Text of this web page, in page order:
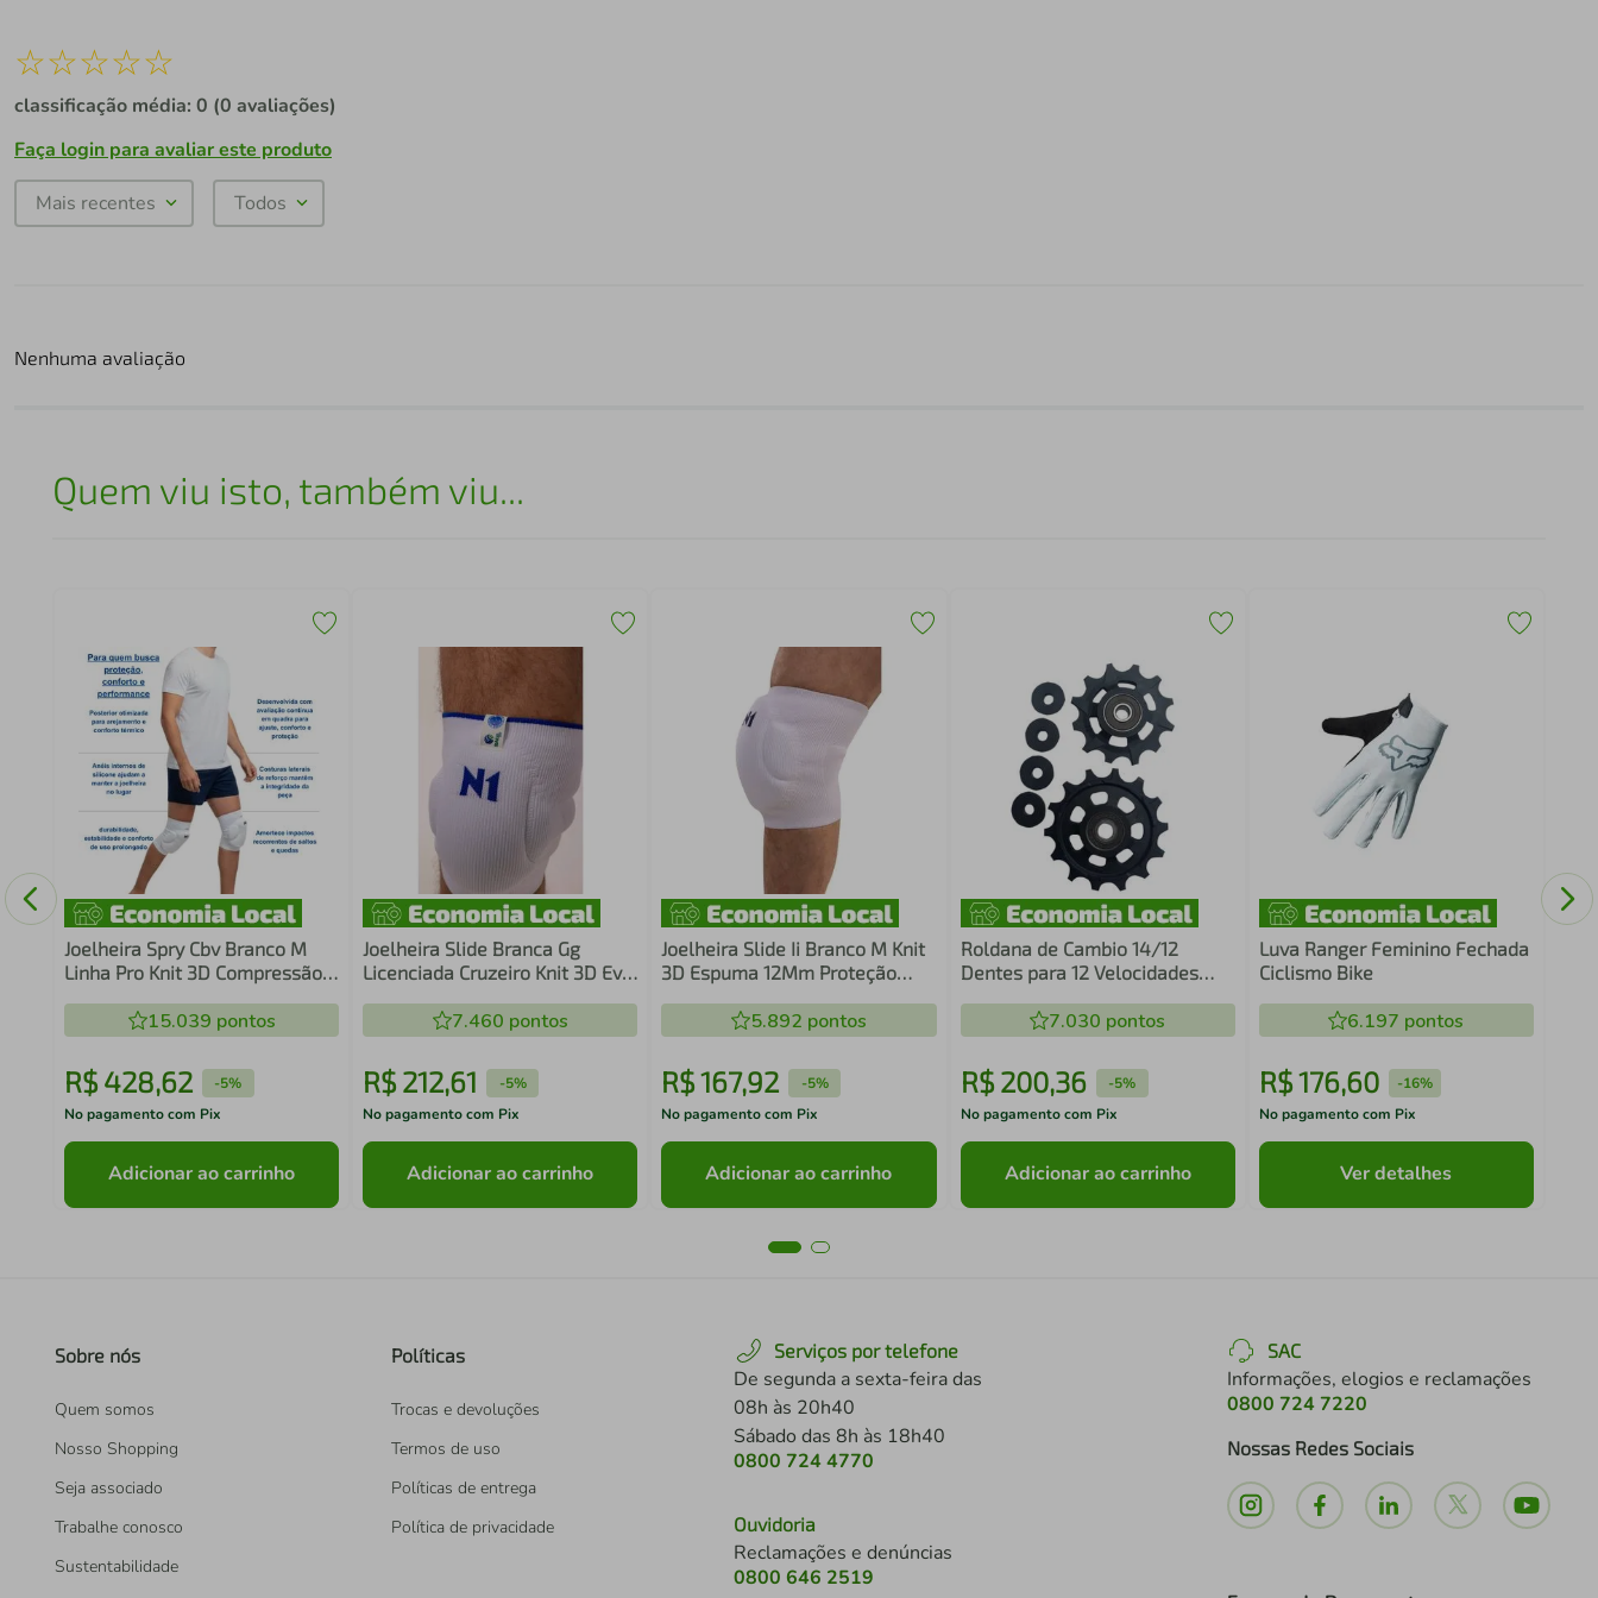
☆☆☆☆☆
classificação média: 0 (0 avaliações)
Faça login para avaliar este produto
Mais recentes Todos
Nenhuma avaliação
Quem viu isto, também viu...
Joelheira Spry Cbv Branco M
Linha Pro Knit 3D Compressão
Estabilidade N1 Sport
15.039 pontos
R$ 428,62 -5%
No pagamento com Pix
Adicionar ao carrinho
Joelheira Slide Branca Gg
Licenciada Cruzeiro Knit 3D Eva
Estabilidade N1 Sport
7.460 pontos
R$ 212,61 -5%
No pagamento com Pix
Adicionar ao carrinho
Joelheira Slide Ii Branco M Knit
3D Espuma 12Mm Proteção
5.892 pontos
R$167,92 -5%
No pagamento com Pix
Adicionar ao carrinho
Roldana de Cambio 14/12
Dentes para 12 Velocidades
XX1 / X01 / GX / NX
7.030 pontos
R$ 200,36 -5%
No pagamento com Pix
Adicionar ao carrinho
Luva Ranger Feminino Fechada
Ciclismo Bike
6.197 pontos
R$176,60 -16%
No pagamento com Pix
Ver detalhes
Sobre nós
Quem somos
Nosso Shopping
Seja associado
Trabalhe conosco
Sustentabilidade
Políticas
Trocas e devoluções
Termos de uso
Políticas de entrega
Política de privacidade
Serviços por telefone
De segunda a sexta-feira das
08h às 20h40
Sábado das 8h às 18h40
0800 724 4770
Ouvidoria
Reclamações e denúncias
0800 646 2519
SAC
Informações, elogios e reclamações
0800 724 7220
Nossas Redes Sociais